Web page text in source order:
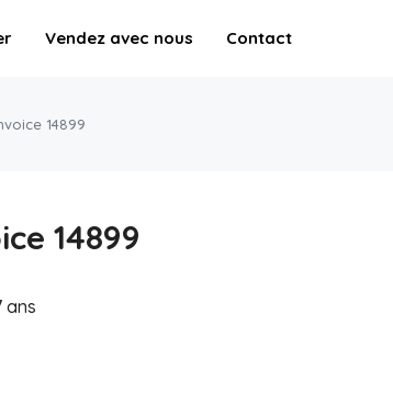
Vendez avec nous Contact
14899
14899
ans